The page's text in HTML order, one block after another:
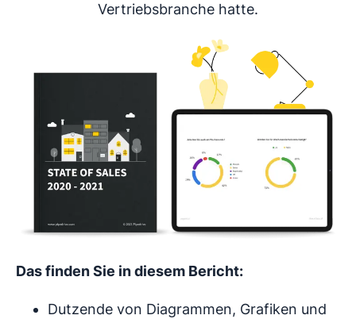
Vertriebsbranche hatte.
Das finden Sie in diesem Bericht:
Dutzende von Diagrammen, Grafiken und